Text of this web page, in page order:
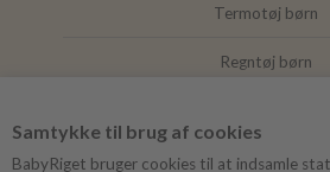
Samtykke til brug af cookies
BabyRiget bruger cookies til at indsamle
Termotøj børn
Regntøj børn
Mushie